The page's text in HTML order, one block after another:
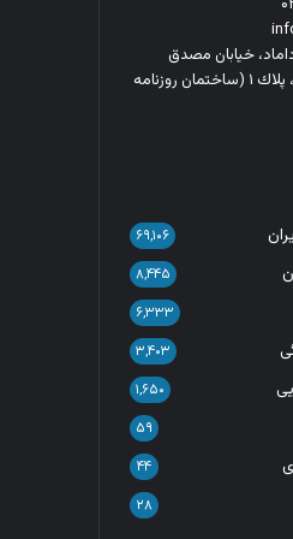
خیابان مصدق
جنوبی،نبش اتوبان حقانی، پلاك ١ (ساختمان روزنامه
۶۹,۱۰۶
۸,۴۴۵
۶,۳۳۳
۳,۴۰۳
۱,۶۵۰
۵۹
۴۴
۲۸